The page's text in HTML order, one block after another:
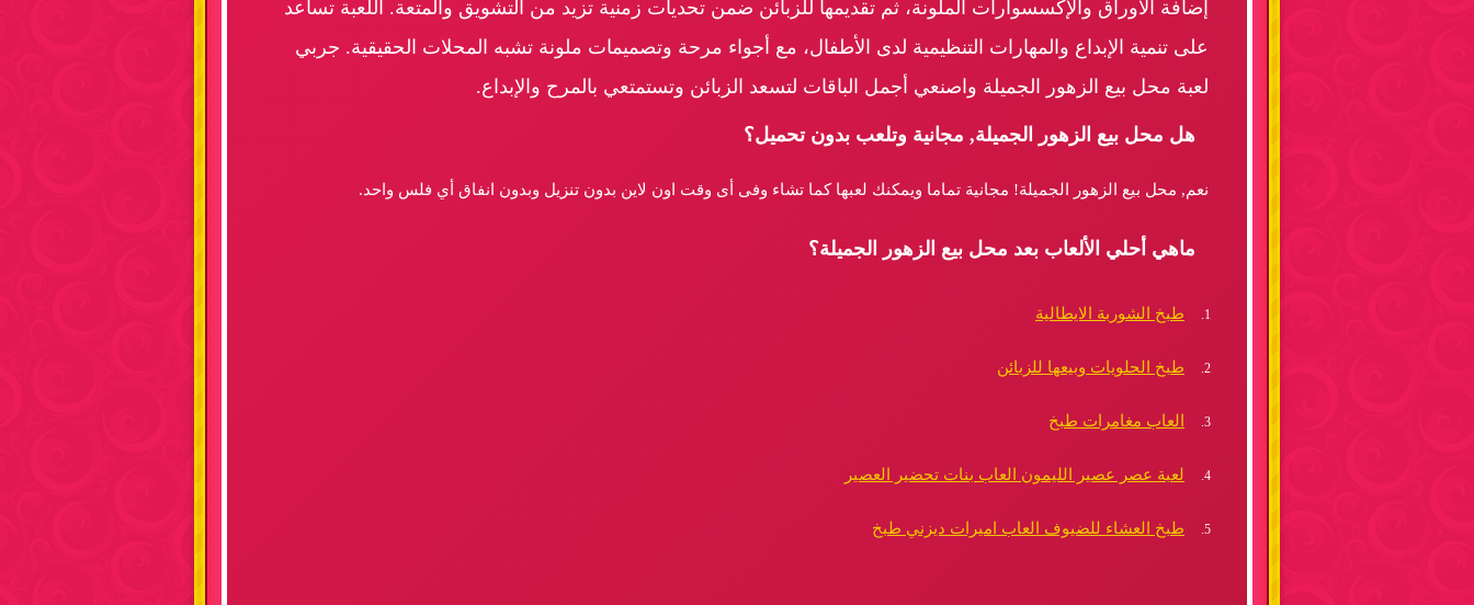
إضافة الأوراق والإكسسوارات الملونة، ثم تقديمها للزبائن ضمن تحديات زمنية تزيد من التشويق والمتعة. اللعبة تساعد
على تنمية الإبداع والمهارات التنظيمية لدى الأطفال، مع أجواء مرحة وتصميمات ملونة تشبه المحلات الحقيقية. جربي
لعبة محل بيع الزهور الجميلة واصنعي أجمل الباقات لتسعد الزبائن وتستمتعي بالمرح والإبداع.
هل محل بيع الزهور الجميلة, مجانية وتلعب بدون تحميل؟
نعم, محل بيع الزهور الجميلة! مجانية تماما ويمكنك لعبها كما تشاء وفى أى وقت اون لاين بدون تنزيل وبدون انفاق أي فلس واحد.
ماهي أحلي الألعاب بعد محل بيع الزهور الجميلة؟
طبخ الشوربة الايطالية
طبخ الحلويات وبيعها للزبائن
العاب مغامرات طبخ
لعبة عصر عصير الليمون العاب بنات تحضير العصير
طبخ العشاء للضيوف العاب اميرات ديزني طبخ